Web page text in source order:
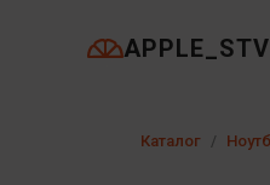
APPLE_STV
Каталог